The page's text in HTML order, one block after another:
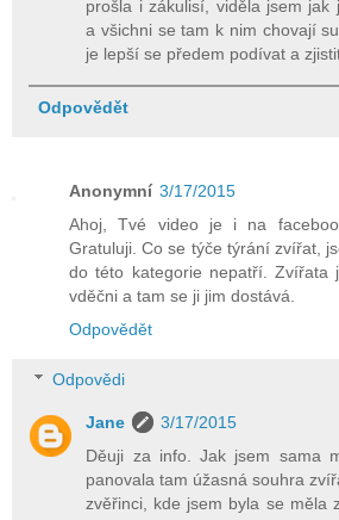
prošla i zákulisí, viděla jsem jak
a všichni se tam k nim chovají
je lepší se předem podívat a
Odpovědět
Anonymní 3/17/2015
Ahoj, Tvé video je i na
Gratuluji. Co se týče týrání zvířat,
do této kategorie nepatří. Zvířata
vděčni a tam se ji jim dostává.
Odpovědět
Odpovědi
Jane
3/17/2015
Děuji za info. Jak jsem sama
panovala tam úžasná souhra
zvěřinci, kde jsem byla se měla